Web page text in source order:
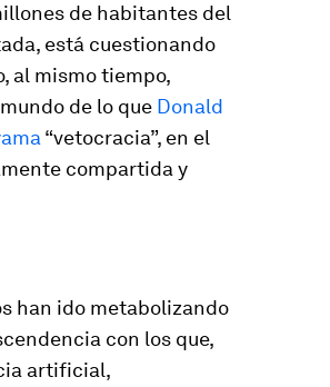
de habitantes del
está cuestionando
al mismo tiempo,
de lo que Donald
“vetocracia”, en el
compartida y
han ido metabolizando
con los que,
artificial,